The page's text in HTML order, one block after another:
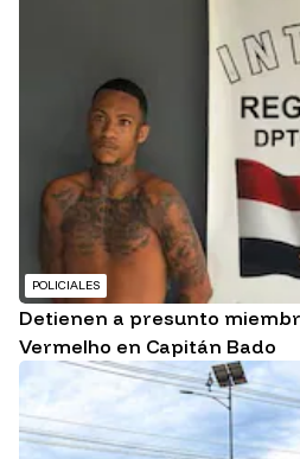
POLICIALES
Detienen a presunto
Vermelho en Capitán Bado